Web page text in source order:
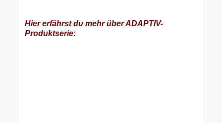
Hier erfährst du mehr über ADAPTIV-
Produktserie: